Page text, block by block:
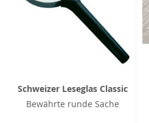
Schweizer Leseglas Classic
Bewährte runde Sache